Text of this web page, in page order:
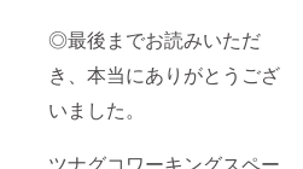
◎最後までお読みいただ
き、本当にありがとうござ
いました。